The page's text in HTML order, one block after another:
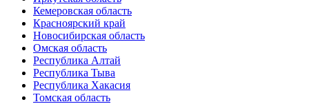
Кемеровская область
Красноярский край
Новосибирская область
Омская область
Республика Алтай
Республика Тыва
Республика Хакасия
Томская область